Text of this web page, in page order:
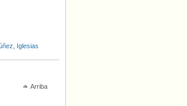
Iglesias
Arriba